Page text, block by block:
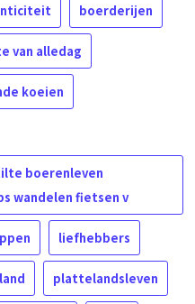
boerderijen
van alledag
koeien
boerenleven
wandelen fietsen v
liefhebbers
plattelandsleven